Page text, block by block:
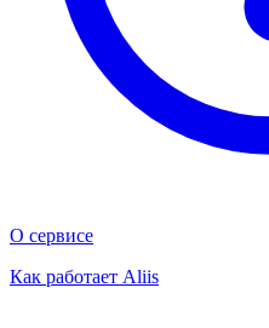
О сервисе
Как работает Aliis